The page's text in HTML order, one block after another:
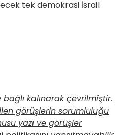
tek demokrasi İsrail
kalınarak çevrilmiştir.
görüşlerin sorumluluğu
yazı ve görüşler